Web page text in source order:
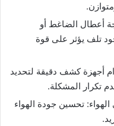
أعطال الضاغط أو
تلف يؤثر على قوة
أجهزة كشف دقيقة لتحديد
تكرار المشكلة.
تحسين جودة الهواء